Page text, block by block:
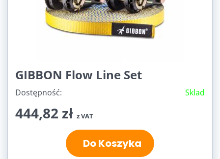
GIBBON Flow Line Set
Dostępność: Sklad
444,82 zł z VAT
Do Koszyka